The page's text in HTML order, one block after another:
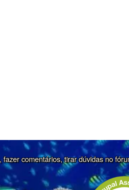
comentários, tirar dúvidas no